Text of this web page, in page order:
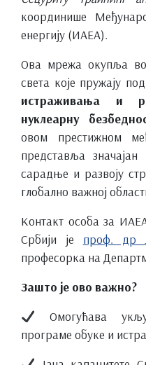
координише
енергију (ИАЕА).
Ова мрежа окупља
света које пружају
истраживања и
нуклеарну
овом престижном
представља
сарадње и развоју
глобално важној
Контакт особа за
Србији је проф. др
професорка на
Зашто је ово важно?
Омогућава
програме обуке и